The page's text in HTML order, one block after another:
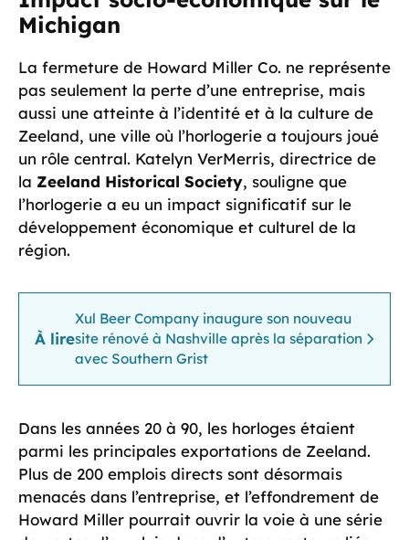
Michigan
La fermeture de Howard Miller Co. ne représente
pas seulement la perte d’une entreprise, mais
aussi une atteinte à l’identité et à la culture de
Zeeland, une ville où l’horlogerie a toujours joué
un rôle central. Katelyn VerMerris, directrice de
la Zeeland Historical Society, souligne que
l’horlogerie a eu un impact significatif sur le
développement économique et culturel de la
région.
À lire
Xul Beer Company inaugure son nouveau
site rénové à Nashville après la séparation
avec Southern Grist
Dans les années 20 à 90, les horloges étaient
parmi les principales exportations de Zeeland.
Plus de 200 emplois directs sont désormais
menacés dans l’entreprise, et l’effondrement de
Howard Miller pourrait ouvrir la voie à une série